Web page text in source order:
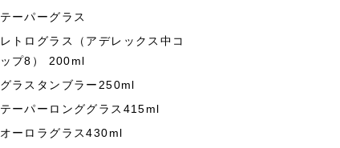
テーパーグラス
レトログラス（アデレックス中コ
ップ8） 200ml
グラスタンブラー250ml
テーパーロンググラス415ml
オーロラグラス430ml